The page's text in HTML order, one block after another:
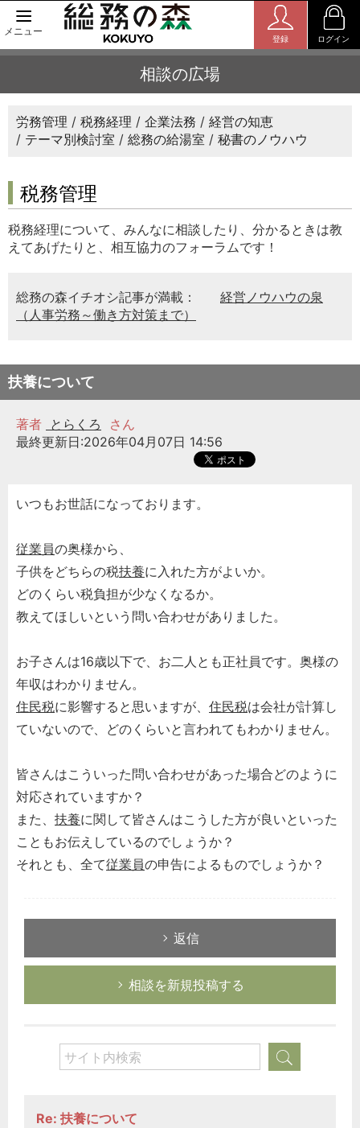
メニュー
登録 ログイン
相談の広場
労務管理 税務経理 企業法務
経営の知恵
テーマ別検討室
総務の給湯室 秘書のノウハウ
税務管理
税務経理について、みんなに相談したり、分かるときは教
えてあげたりと、相互協力のフォーラムです！
総務の森イチオシ記事が満載：
経営ノウハウの泉
（人事労務～働き方対策まで）
扶養について
著者 とらくろ
さん
最終更新日:2026年04月07日 14:56
いつもお世話になっております。
従業員の奥様から、
子供をどちらの税扶養に入れた方がよいか。
どのくらい税負担が少なくなるか。
教えてほしいという問い合わせがありました。
お子さんは16歳以下で、お二人とも正社員です。奥様の
年収はわかりません。
住民税に影響すると思いますが、 住民税は会社が計算し
ていないので、どのくらいと言われてもわかりません。
皆さんはこういった問い合わせがあった場合どのように
対応されていますか？
また、 扶養に関して皆さんはこうした方が良いといった
こともお伝えしているのでしょうか？
それとも、全て従業員の申告によるものでしょうか？
返信
相談を新規投稿する
Re: 扶養について